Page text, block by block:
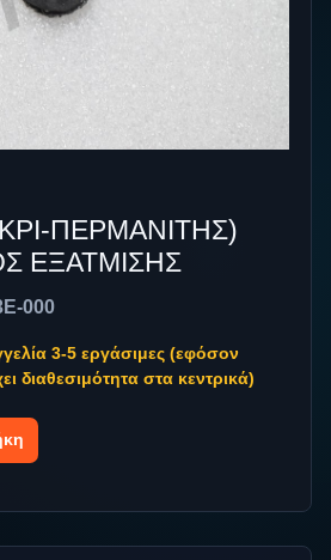
ΠΕΡΜΑΝΙΤΗΣ)
ΕΞΑΤΜΙΣΗΣ
000
3-5 εργάσιμες (εφόσον
διαθεσιμότητα στα κεντρικά)